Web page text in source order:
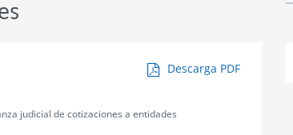
Descarga PDF
judicial de cotizaciones a entidades